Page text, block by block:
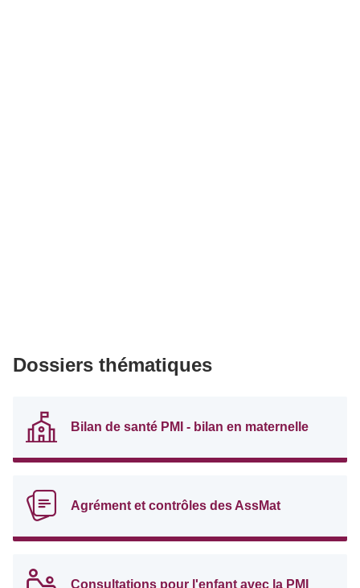
Dossiers thématiques
Bilan de santé PMI - bilan en maternelle
Agrément et contrôles des AssMat
Consultations pour l'enfant avec la PMI